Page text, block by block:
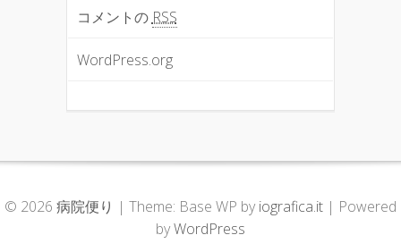
コメントの RSS
WordPress.org
© 2026 病院便り | Theme: Base WP byiografica.it | Powered
byWordPress